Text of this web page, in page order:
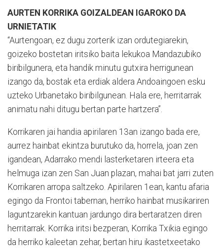
AURTEN KORRIKA GOIZALDEAN IGAROKO DA
URNIETATIK
“Aurtengoan, ez dugu zorterik izan ordutegiarekin,
goizeko bostetan iritsiko baita lekukoa Mandazubiko
biribilgunera, eta handik minutu gutxira herrigunean
izango da, bostak eta erdiak aldera Andoaingoen esku
uzteko Urbanetako biribilgunean. Hala ere, herritarrak
animatu nahi ditugu bertan parte hartzera”.
Korrikaren jai handia apirilaren 13an izango bada ere,
aurrez hainbat ekintza burutuko da, horrela, joan zen
igandean, Adarrako mendi lasterketaren irteera eta
helmuga izan zen San Juan plazan, mahai bat jarri zuten
Korrikaren arropa saltzeko. Apirilaren 1ean, kantu afaria
egingo da Frontoi tabernan, herriko hainbat musikariren
laguntzarekin kantuan jardungo dira bertaratzen diren
herritarrak. Korrika iritsi bezperan, Korrika Txikia egingo
da herriko kaleetan zehar, bertan hiru ikastetxeetako